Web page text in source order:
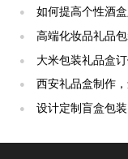
彩四方]
●
如何提高个性酒盒定制回
厂[吉彩四方]
●
高端化妆品礼品
续高端[吉彩四方]
●
大米包装礼品盒订做 食品礼盒包装盒
彩四方]
●
西安礼品盒制作
[吉彩四方]
●
设计定制盲盒包装的方法 定制